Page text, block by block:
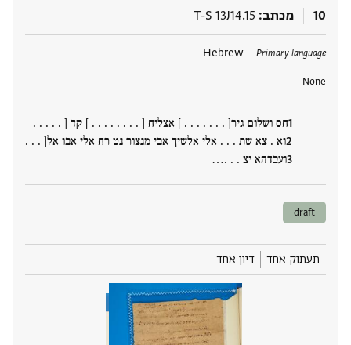
10 מכתב T-S 13J14.15
Primary language
Hebrew
None
חס ושלום גיר[ . . . . . . . ] אצליח [ . . . . . . . . ] קד [ . . . . .
וא . צא שת . . . אלי אלשיך אבי מנצור נט רח אלי אבו אל[ . . .
ועבדהא יצ . . .‮…
תגים
draft
תעתוק אחד דיון אחד